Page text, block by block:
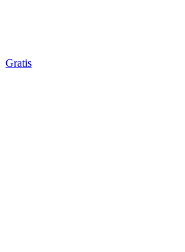
Gratis